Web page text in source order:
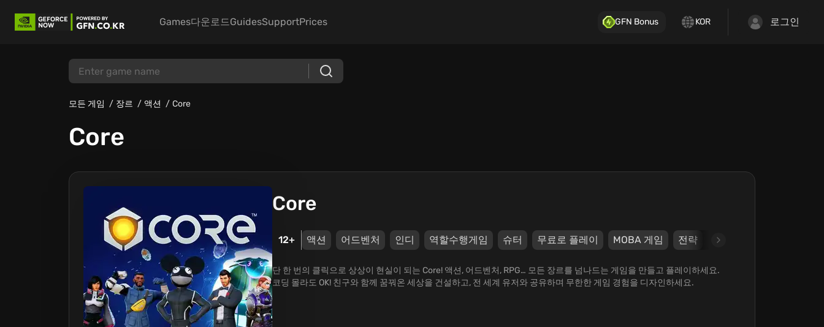
Games다운로드GuidesSupportPrices GFN Bonus KOR 로그인
모든 게임 장르 액션 Core
Core
Core
12+ 액션 어드벤처 인디 역할수행게임 슈터 무료로 플레이 MOBA 게임 전략 대규모다중접속역할수행
단 한 번의 클릭으로 상상이 현실이 되는 Core! 액션, 어드벤처, RPG… 모든 장르를 넘나드는 게임을 만들고 플레이하세요.
코딩 몰라도 OK! 친구와 함께 꿈꿔온 세상을 건설하고, 전 세계 유저와 공유하며 무한한 게임 경험을 디자인하세요.